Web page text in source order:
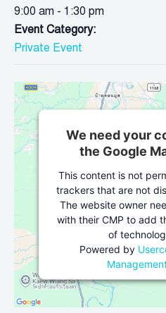
9:00 am - 1:30 pm
Event Category:
Private Event
We need your
the Google
This content is not
trackers that are not
The website owner
with their CMP to add
of
Powered by